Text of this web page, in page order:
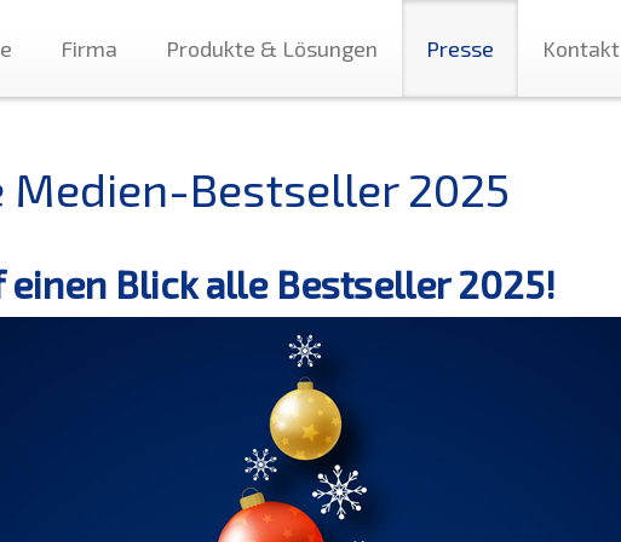
Firma Produkte & Lösungen Presse Kontakt
Medien-Bestseller 2025
einen Blick alle Bestseller 2025!